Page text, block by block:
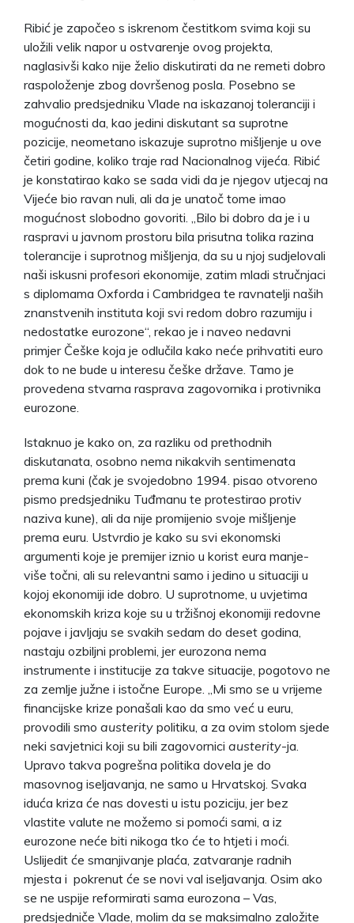
Ribić je započeo s iskrenom čestitkom svima koji su
uložili velik napor u ostvarenje ovog projekta,
naglasivši kako nije želio diskutirati da ne remeti dobro
raspoloženje zbog dovršenog posla. Posebno se
zahvalio predsjedniku Vlade na iskazanoj toleranciji i
mogućnosti da, kao jedini diskutant sa suprotne
pozicije, neometano iskazuje suprotno mišljenje u ove
četiri godine, koliko traje rad Nacionalnog vijeća. Ribić
je konstatirao kako se sada vidi da je njegov utjecaj na
Vijeće bio ravan nuli, ali da je unatoč tome imao
mogućnost slobodno govoriti. „Bilo bi dobro da je i u
raspravi u javnom prostoru bila prisutna tolika razina
tolerancije i suprotnog mišljenja, da su u njoj sudjelovali
naši iskusni profesori ekonomije, zatim mladi stručnjaci
s diplomama Oxforda i Cambridgea te ravnatelji naših
znanstvenih instituta koji svi redom dobro razumiju i
nedostatke eurozone“, rekao je i naveo nedavni
primjer Češke koja je odlučila kako neće prihvatiti euro
dok to ne bude u interesu češke države. Tamo je
provedena stvarna rasprava zagovornika i protivnika
eurozone.
Istaknuo je kako on, za razliku od prethodnih
diskutanata, osobno nema nikakvih sentimenata
prema kuni (čak je svojedobno 1994. pisao otvoreno
pismo predsjedniku Tuđmanu te protestirao protiv
naziva kune), ali da nije promijenio svoje mišljenje
prema euru. Ustvrdio je kako su svi ekonomski
argumenti koje je premijer iznio u korist eura manje-
više točni, ali su relevantni samo i jedino u situaciji u
kojoj ekonomiji ide dobro. U suprotnome, u uvjetima
ekonomskih kriza koje su u tržišnoj ekonomiji redovne
pojave i javljaju se svakih sedam do deset godina,
nastaju ozbiljni problemi, jer eurozona nema
instrumente i institucije za takve situacije, pogotovo ne
za zemlje južne i istočne Europe. „Mi smo se u vrijeme
financijske krize ponašali kao da smo već u euru,
provodili smo austerity politiku, a za ovim stolom sjede
neki savjetnici koji su bili zagovornici austerity-ja.
Upravo takva pogrešna politika dovela je do
masovnog iseljavanja, ne samo u Hrvatskoj. Svaka
iduća kriza će nas dovesti u istu poziciju, jer bez
vlastite valute ne možemo si pomoći sami, a iz
eurozone neće biti nikoga tko će to htjeti i moći.
Uslijedit će smanjivanje plaća, zatvaranje radnih
mjesta i pokrenut će se novi val iseljavanja. Osim ako
se ne uspije reformirati sama eurozona – Vas,
predsjedniče Vlade, molim da se maksimalno založite